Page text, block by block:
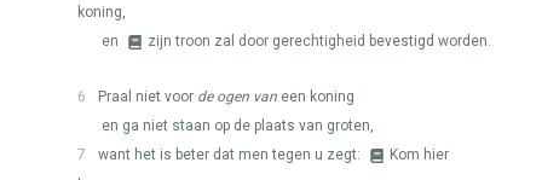
koning,
en
zijn troon zal door gerechtigheid bevestigd worden.
6 Praal niet voor de ogen van een koning
en ga niet staan op de plaats van groten,
7
want het is beter dat men tegen u zegt:
Kom hier